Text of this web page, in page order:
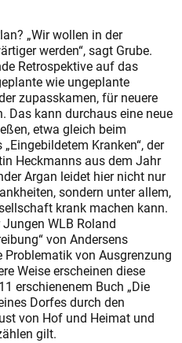
„Wir wollen in der
werden“, sagt Grube.
Retrospektive auf das
wie ungeplante
zupasskamen, für neuere
Das kann durchaus eine neue
etwa gleich beim
Kranken“, der
Heckmanns aus dem Jahr
Argan leidet hier nicht nur
sondern unter allem,
krank machen kann.
WLB Roland
von Andersens
Problematik von Ausgrenzung
Weise erscheinen diese
erschienenem Buch „Die
Dorfes durch den
von Hof und Heimat und
gilt.